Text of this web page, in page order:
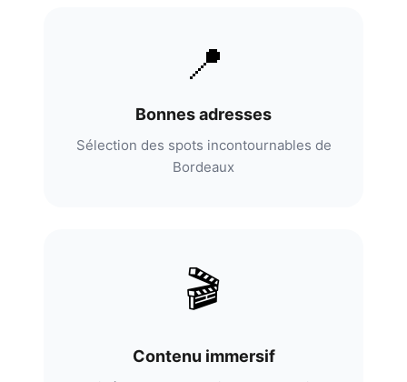
📍
Bonnes adresses
Sélection des spots incontournables de
Bordeaux
🎬
Contenu immersif